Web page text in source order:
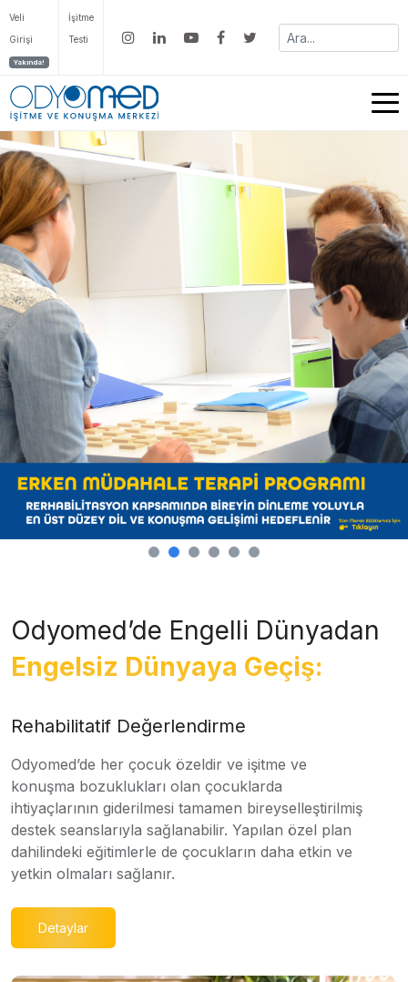
Veli
Girişi
Yakında!
İşitme
Testi
Odyomed’de Engelli Dünyadan
Engelsiz Dünyaya Geçiş:
Rehabilitatif Değerlendirme
Odyomed’de her çocuk özeldir ve işitme ve
konuşma bozuklukları olan çocuklarda
ihtiyaçlarının giderilmesi tamamen bireyselleştirilmiş
destek seanslarıyla sağlanabilir. Yapılan özel plan
dahilindeki eğitimlerle de çocukların daha etkin ve
yetkin olmaları sağlanır.
Detaylar